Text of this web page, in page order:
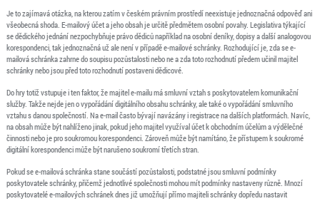
Je to zajímavá otázka, na kterou zatím v českém právním prostředí neexistuje jednoznačná odpověď ani
všeobecná shoda. E-mailový účet a jeho obsah je určitě předmětem osobní povahy. Legislativa týkající
se dědického jednání nezpochybňuje právo dědiců například na osobní deníky, dopisy a další analogovou
korespondenci, tak jednoznačná už ale není v případě e-mailové schránky. Rozhodující je, zda se e-
mailová schránka zahrne do soupisu pozůstalosti nebo ne a zda toto rozhodnutí předem učinil majitel
schránky nebo jsou před toto rozhodnutí postaveni dědicové.
Do hry totiž vstupuje i ten faktor, že majitel e-mailu má smluvní vztah s poskytovatelem komunikační
služby. Takže nejde jen o vypořádání digitálního obsahu schránky, ale také o vypořádání smluvního
vztahu s danou společností. Na e-mail často bývají navázány i registrace na dalších platformách. Navíc,
na obsah může být nahlíženo jinak, pokud jeho majitel využíval účet k obchodním účelům a výdělečné
činnosti nebo je pro soukromou korespondenci. Zároveň může být namítáno, že přístupem k soukromé
digitální korespondenci může být narušeno soukromí třetích stran.
Pokud se e-mailová schránka stane součástí pozůstalosti, podstatné jsou smluvní podmínky
poskytovatele schránky, přičemž jednotlivé společnosti mohou mít podmínky nastaveny různě. Mnozí
poskytovatelé e-mailových schránek dnes již umožňují přímo majiteli schránky dopředu nastavit